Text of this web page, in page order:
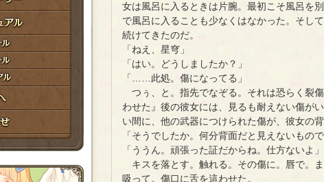
女は風呂に入るときは片腕。最初こそ風呂を
で風呂に入ることも少なくはなかった。そし
続けてきたのだ。
「ねえ、星穹」
「はい。どうしましたか？」
「……此処。傷になってる」
つぅ、と。指先でなぞる。それは恐らく裂
わせた』後の彼女には、見るも耐えない傷が
い間に、他の武器につけられた傷が、彼女の
「そうでしたか。何分背面だと見えないもの
「ううん。頑張った証だからね。仕方ないよ」
キスを落とす。触れる。その傷に。唇で。
吸って。傷口に舌を這わせた。